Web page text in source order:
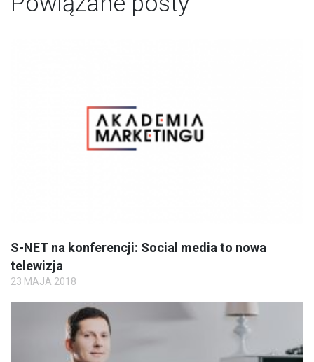
S-NET na konferencji: Social media to nowa
telewizja
23 MAJA 2018